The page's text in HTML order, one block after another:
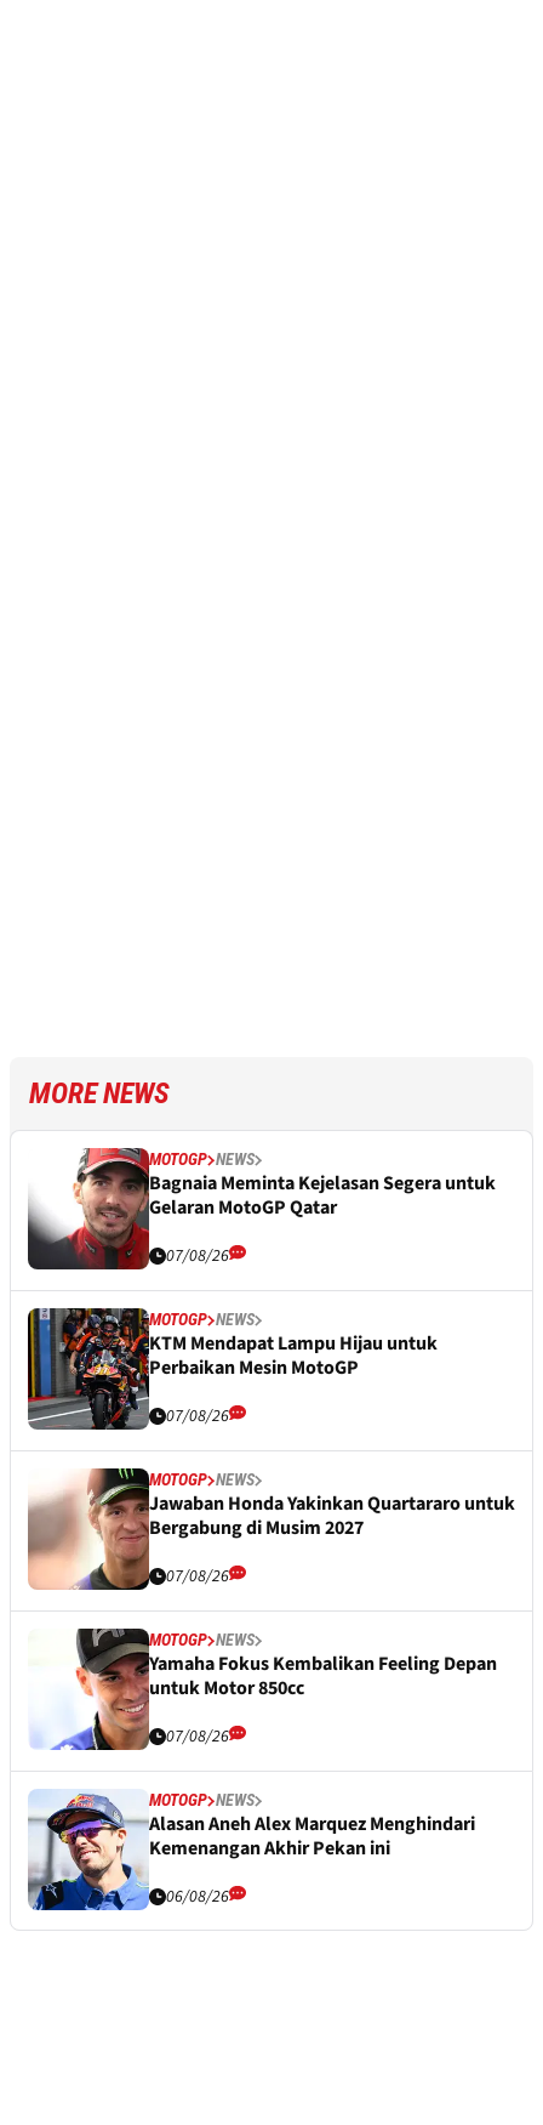
MORE NEWS
MOTOGP NEWS
Bagnaia Meminta Kejelasan Segera untuk
Gelaran MotoGP Qatar
07/08/26
MOTOGP NEWS
KTM Mendapat Lampu Hijau untuk
Perbaikan Mesin MotoGP
07/08/26
MOTOGP NEWS
Jawaban Honda Yakinkan Quartararo untuk
Bergabung di Musim 2027
07/08/26
MOTOGP NEWS
Yamaha Fokus Kembalikan Feeling Depan
untuk Motor 850cc
07/08/26
MOTOGP NEWS
Alasan Aneh Alex Marquez Menghindari
Kemenangan Akhir Pekan ini
06/08/26